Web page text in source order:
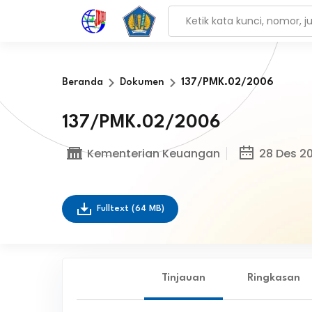
Beranda Dokumen 137/PMK.02/2006
137/PMK.02/2006
Kementerian Keuangan 28 Des
Fulltext (64 MB)
Tinjauan Ringkasan